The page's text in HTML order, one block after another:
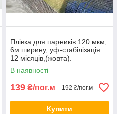
Плівка для парників 120 мкм,
6м ширину, уф-стабілізація
12 місяців,(жовта).
В наявності
139 ₴/пог.м 192 ₴/пог.м
Купити